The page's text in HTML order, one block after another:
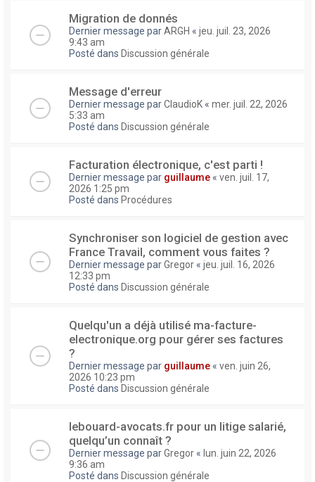
Migration de donnés
Dernier message parARGH « jeu. juil. 23, 2026
9:43 am
Posté dans Discussion générale
Message d'erreur
Dernier message parClaudioK « mer. juil. 22, 2026
5:33 am
Posté dans Discussion générale
Facturation électronique, c'est parti !
Dernier message par guillaume « ven. juil. 17,
2026 1:25 pm
Posté dans Procédures
Synchroniser son logiciel de gestion avec
France Travail, comment vous faites ?
Dernier message parGregor « jeu. juil. 16, 2026
12:33 pm
Posté dans Discussion générale
Quelqu'un a déjà utilisé ma-facture-
electronique.org pour gérer ses factures
?
Dernier message par guillaume « ven. juin 26,
2026 10:23 pm
Posté dans Discussion générale
lebouard-avocats.fr pour un litige salarié,
quelqu’un connaît ?
Dernier message parGregor « lun. juin 22, 2026
9:36 am
Posté dans Discussion générale